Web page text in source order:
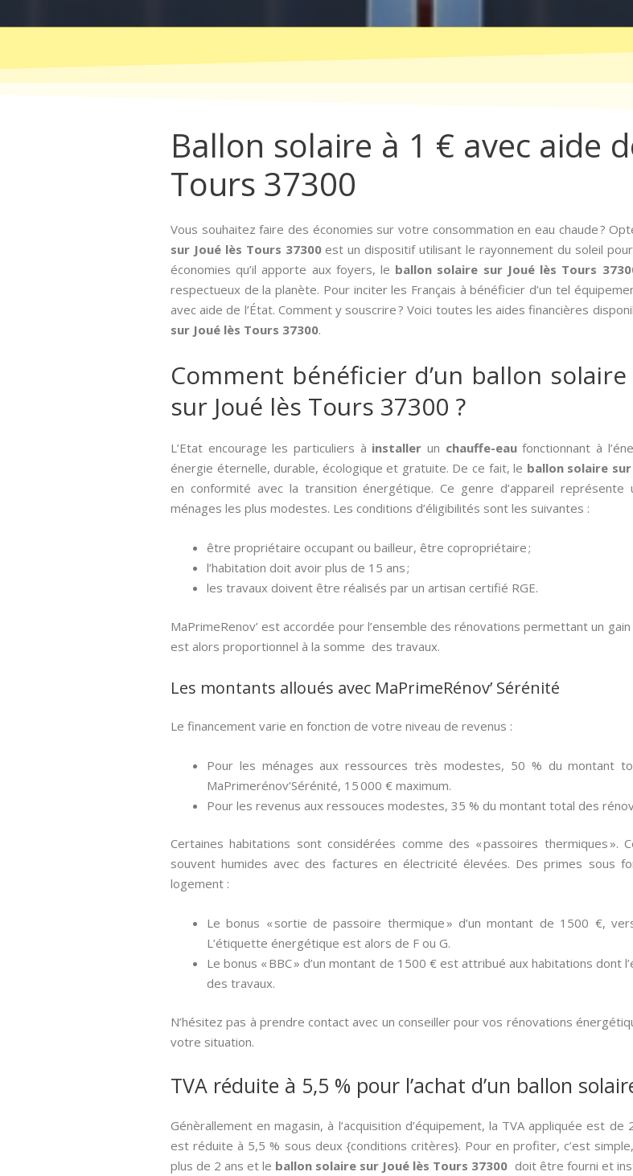
Ballon solaire à 1 € avec aide
Tours 37300
Vous souhaitez faire des économies sur votre consommation en eau chaude ?
sur Joué lès Tours 37300est un dispositif utilisant le rayonnement du soleil
économies qu’il apporte aux foyers, le ballon solaire sur Joué lès Tours
respectueux de la planète. Pour inciter les Français à bénéficier d’un tel
avec aide de l’État. Comment y souscrire ? Voici toutes les aides financières
sur Joué lès Tours 37300.
Comment bénéficier d’un ballon solaire
sur Joué lès Tours 37300 ?
L’Etat encourage les particuliers à installer un chauffe-eaufonctionnant à
énergie éternelle, durable, écologique et gratuite. De ce fait, le ballon solaire
en conformité avec la transition énergétique. Ce genre d’appareil
ménages les plus modestes. Les conditions d’éligibilités sont les suivantes :
être propriétaire occupant ou bailleur, être copropriétaire ;
l’habitation doit avoir plus de 15 ans ;
les travaux doivent être réalisés par un artisan certifié RGE.
MaPrimeRenov’ est accordée pour l’ensemble des rénovations permettant un
est alors proportionnel à la somme des travaux.
Les montants alloués avec MaPrimeRénov’ Sérénité
Le financement varie en fonction de votre niveau de revenus :
Pour les ménages aux ressources très modestes, 50 % du montant
MaPrimerénov’Sérénité, 15 000 € maximum.
Pour les revenus aux ressouces modestes, 35 % du montant total des
Certaines habitations sont considérées comme des « passoires thermiques
souvent humides avec des factures en électricité élevées. Des primes sous
logement :
Le bonus « sortie de passoire thermique » d’un montant de 1500 €,
L’étiquette énergétique est alors de F ou G.
Le bonus « BBC » d’un montant de 1500 € est attribué aux habitations
des travaux.
N’hésitez pas à prendre contact avec un conseiller pour vos rénovations
votre situation.
TVA réduite à 5,5 % pour l’achat d’un ballon
Génèrallement en magasin, à l’acquisition d’équipement, la TVA appliquée est
est réduite à 5,5 % sous deux {conditions critères}. Pour en profiter, c’est
plus de 2 ans et le ballon solaire sur Joué lès Tours 37300 doit être fourni et